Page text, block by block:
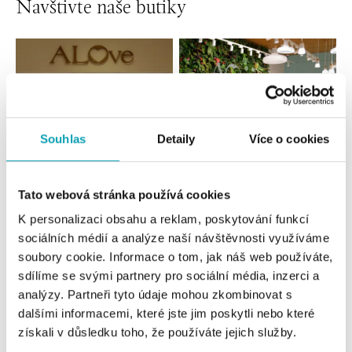
Souhlas Detaily Více o cookies
Tato webová stránka používá cookies
K personalizaci obsahu a reklam, poskytování funkcí
sociálních médií a analýze naší návštěvnosti využíváme
soubory cookie. Informace o tom, jak náš web používáte,
sdílíme se svými partnery pro sociální média, inzerci a
analýzy. Partneři tyto údaje mohou zkombinovat s
dalšími informacemi, které jste jim poskytli nebo které
získali v důsledku toho, že používáte jejich služby.
Navštivte naše butiky
ALOve OC Nový Smíchov, Praha 5
Plzeňská 8, 150 00 Praha 5 - Anděl
tel.: +420736509250
dnes otevřeno do 21:00